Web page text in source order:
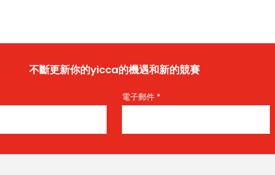
不斷更新你的yicca的機遇和新的競賽
電子郵件 *